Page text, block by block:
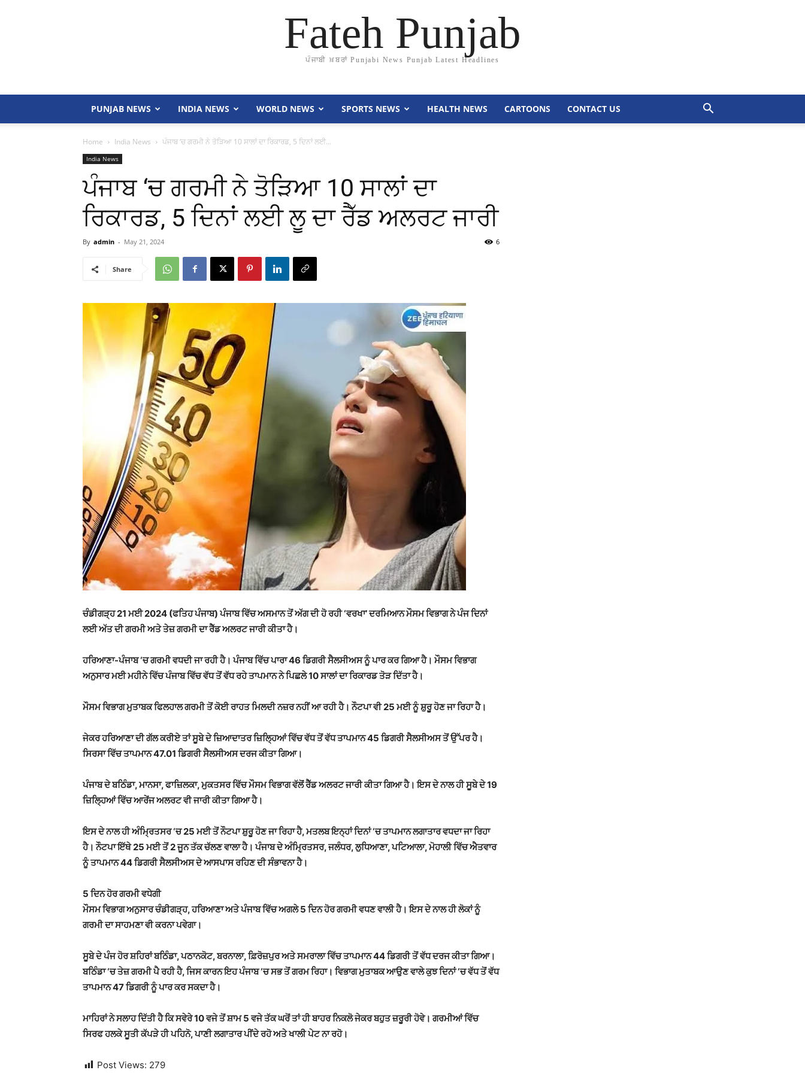
Fateh Punjab
ਪੰਜਾਬੀ ਖ਼ਬਰਾਂ Punjabi News Punjab Latest Headlines
PUNJAB NEWS INDIA NEWS WORLD NEWS SPORTS NEWS HEALTH NEWS CARTOONS CONTACT US
Home India News ਪੰਜਾਬ ‘ਚ ਗਰਮੀ ਨੇ ਤੋੜਿਆ 10 ਸਾਲਾਂ ਦਾ ਰਿਕਾਰਡ, 5 ਦਿਨਾਂ ਲਈ...
India News
ਪੰਜਾਬ ‘ਚ ਗਰਮੀ ਨੇ ਤੋੜਿਆ 10 ਸਾਲਾਂ ਦਾ
ਰਿਕਾਰਡ, 5 ਦਿਨਾਂ ਲਈ ਲੂ ਦਾ ਰੈੱਡ ਅਲਰਟ ਜਾਰੀ
By admin - May 21, 2024 6
Share
ਚੰਡੀਗੜ੍ਹ 21 ਮਈ 2024 (ਫਤਿਹ ਪੰਜਾਬ) ਪੰਜਾਬ ਵਿੱਚ ਅਸਮਾਨ ਤੋਂ ਅੱਗ ਦੀ ਹੋ ਰਹੀ ‘ਵਰਖਾ’ ਦਰਮਿਆਨ ਮੌਸਮ ਵਿਭਾਗ ਨੇ ਪੰਜ ਦਿਨਾਂ
ਲਈ ਅੱਤ ਦੀ ਗਰਮੀ ਅਤੇ ਤੇਜ਼ ਗਰਮੀ ਦਾ ਰੈੱਡ ਅਲਰਟ ਜਾਰੀ ਕੀਤਾ ਹੈ।
ਹਰਿਆਣਾ-ਪੰਜਾਬ ‘ਚ ਗਰਮੀ ਵਧਦੀ ਜਾ ਰਹੀ ਹੈ। ਪੰਜਾਬ ਵਿੱਚ ਪਾਰਾ 46 ਡਿਗਰੀ ਸੈਲਸੀਅਸ ਨੂੰ ਪਾਰ ਕਰ ਗਿਆ ਹੈ। ਮੌਸਮ ਵਿਭਾਗ
ਅਨੁਸਾਰ ਮਈ ਮਹੀਨੇ ਵਿੱਚ ਪੰਜਾਬ ਵਿੱਚ ਵੱਧ ਤੋਂ ਵੱਧ ਰਹੇ ਤਾਪਮਾਨ ਨੇ ਪਿਛਲੇ 10 ਸਾਲਾਂ ਦਾ ਰਿਕਾਰਡ ਤੋੜ ਦਿੱਤਾ ਹੈ।
ਮੌਸਮ ਵਿਭਾਗ ਮੁਤਾਬਕ ਫਿਲਹਾਲ ਗਰਮੀ ਤੋਂ ਕੋਈ ਰਾਹਤ ਮਿਲਦੀ ਨਜ਼ਰ ਨਹੀਂ ਆ ਰਹੀ ਹੈ। ਨੌਟਪਾ ਵੀ 25 ਮਈ ਨੂੰ ਸ਼ੁਰੂ ਹੋਣ ਜਾ ਰਿਹਾ ਹੈ।
ਜੇਕਰ ਹਰਿਆਣਾ ਦੀ ਗੱਲ ਕਰੀਏ ਤਾਂ ਸੂਬੇ ਦੇ ਜ਼ਿਆਦਾਤਰ ਜ਼ਿਲ੍ਹਿਆਂ ਵਿੱਚ ਵੱਧ ਤੋਂ ਵੱਧ ਤਾਪਮਾਨ 45 ਡਿਗਰੀ ਸੈਲਸੀਅਸ ਤੋਂ ਉੱਪਰ ਹੈ।
ਸਿਰਸਾ ਵਿੱਚ ਤਾਪਮਾਨ 47.01 ਡਿਗਰੀ ਸੈਲਸੀਅਸ ਦਰਜ ਕੀਤਾ ਗਿਆ।
ਪੰਜਾਬ ਦੇ ਬਠਿੰਡਾ, ਮਾਨਸਾ, ਫਾਜ਼ਿਲਕਾ, ਮੁਕਤਸਰ ਵਿੱਚ ਮੌਸਮ ਵਿਭਾਗ ਵੱਲੋਂ ਰੈੱਡ ਅਲਰਟ ਜਾਰੀ ਕੀਤਾ ਗਿਆ ਹੈ। ਇਸ ਦੇ ਨਾਲ ਹੀ ਸੂਬੇ ਦੇ 19
ਜ਼ਿਲ੍ਹਿਆਂ ਵਿੱਚ ਆਰੇਂਜ ਅਲਰਟ ਵੀ ਜਾਰੀ ਕੀਤਾ ਗਿਆ ਹੈ।
ਇਸ ਦੇ ਨਾਲ ਹੀ ਅੰਮ੍ਰਿਤਸਰ ‘ਚ 25 ਮਈ ਤੋਂ ਨੌਟਪਾ ਸ਼ੁਰੂ ਹੋਣ ਜਾ ਰਿਹਾ ਹੈ, ਮਤਲਬ ਇਨ੍ਹਾਂ ਦਿਨਾਂ ‘ਚ ਤਾਪਮਾਨ ਲਗਾਤਾਰ ਵਧਦਾ ਜਾ ਰਿਹਾ
ਹੈ। ਨੌਟਪਾ ਇੱਥੇ 25 ਮਈ ਤੋਂ 2 ਜੂਨ ਤੱਕ ਚੱਲਣ ਵਾਲਾ ਹੈ। ਪੰਜਾਬ ਦੇ ਅੰਮ੍ਰਿਤਸਰ, ਜਲੰਧਰ, ਲੁਧਿਆਣਾ, ਪਟਿਆਲਾ, ਮੋਹਾਲੀ ਵਿੱਚ ਐਤਵਾਰ
ਨੂੰ ਤਾਪਮਾਨ 44 ਡਿਗਰੀ ਸੈਲਸੀਅਸ ਦੇ ਆਸਪਾਸ ਰਹਿਣ ਦੀ ਸੰਭਾਵਨਾ ਹੈ।
5 ਦਿਨ ਹੋਰ ਗਰਮੀ ਵਧੇਗੀ
ਮੌਸਮ ਵਿਭਾਗ ਅਨੁਸਾਰ ਚੰਡੀਗੜ੍ਹ, ਹਰਿਆਣਾ ਅਤੇ ਪੰਜਾਬ ਵਿੱਚ ਅਗਲੇ 5 ਦਿਨ ਹੋਰ ਗਰਮੀ ਵਧਣ ਵਾਲੀ ਹੈ। ਇਸ ਦੇ ਨਾਲ ਹੀ ਲੋਕਾਂ ਨੂੰ
ਗਰਮੀ ਦਾ ਸਾਹਮਣਾ ਵੀ ਕਰਨਾ ਪਵੇਗਾ।
ਸੂਬੇ ਦੇ ਪੰਜ ਹੋਰ ਸ਼ਹਿਰਾਂ ਬਠਿੰਡਾ, ਪਠਾਨਕੋਟ, ਬਰਨਾਲਾ, ਫ਼ਿਰੋਜ਼ਪੁਰ ਅਤੇ ਸਮਰਾਲਾ ਵਿੱਚ ਤਾਪਮਾਨ 44 ਡਿਗਰੀ ਤੋਂ ਵੱਧ ਦਰਜ ਕੀਤਾ ਗਿਆ।
ਬਠਿੰਡਾ ‘ਚ ਤੇਜ਼ ਗਰਮੀ ਪੈ ਰਹੀ ਹੈ, ਜਿਸ ਕਾਰਨ ਇਹ ਪੰਜਾਬ ‘ਚ ਸਭ ਤੋਂ ਗਰਮ ਰਿਹਾ। ਵਿਭਾਗ ਮੁਤਾਬਕ ਆਉਣ ਵਾਲੇ ਕੁਝ ਦਿਨਾਂ ‘ਚ ਵੱਧ ਤੋਂ ਵੱਧ
ਤਾਪਮਾਨ 47 ਡਿਗਰੀ ਨੂੰ ਪਾਰ ਕਰ ਸਕਦਾ ਹੈ।
ਮਾਹਿਰਾਂ ਨੇ ਸਲਾਹ ਦਿੱਤੀ ਹੈ ਕਿ ਸਵੇਰੇ 10 ਵਜੇ ਤੋਂ ਸ਼ਾਮ 5 ਵਜੇ ਤੱਕ ਘਰੋਂ ਤਾਂ ਹੀ ਬਾਹਰ ਨਿਕਲੋ ਜੇਕਰ ਬਹੁਤ ਜ਼ਰੂਰੀ ਹੋਵੇ। ਗਰਮੀਆਂ ਵਿੱਚ
ਸਿਰਫ ਹਲਕੇ ਸੂਤੀ ਕੱਪੜੇ ਹੀ ਪਹਿਨੋ, ਪਾਣੀ ਲਗਾਤਾਰ ਪੀਂਦੇ ਰਹੋ ਅਤੇ ਖਾਲੀ ਪੇਟ ਨਾ ਰਹੋ।
Post Views: 279